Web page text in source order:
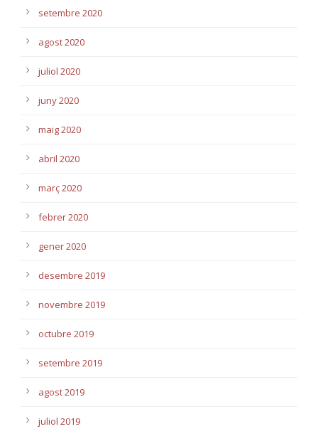
setembre 2020
agost 2020
juliol 2020
juny 2020
maig 2020
abril 2020
març 2020
febrer 2020
gener 2020
desembre 2019
novembre 2019
octubre 2019
setembre 2019
agost 2019
juliol 2019